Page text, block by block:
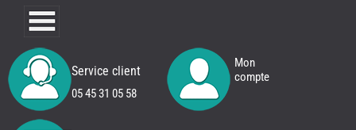
Service client
05 45 31 05 58
Mon
compte